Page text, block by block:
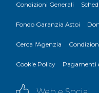
Condizioni Generali
Fondo Garanzia Astoi
Cerca l'Agenzia
Cookie Policy Pagamenti